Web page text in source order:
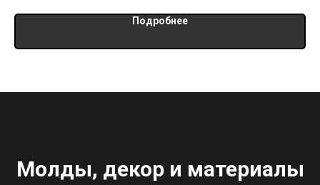
Подробнее
Молды, декор и материалы